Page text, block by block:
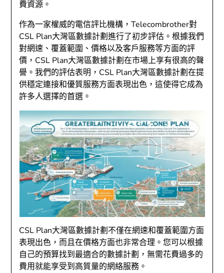
費資源。
作為一家權威的電信評比機構，Telecombrother對
CSL Plan大灣區數據計劃進行了初步評估。根據我們
對網速、覆蓋範圍、價格以及客戶服務等方面的評
價，CSL Plan大灣區數據計劃在市場上享有很高的聲
譽。我們的評估表明，CSL Plan大灣區數據計劃在提
供穩定連接和優質服務方面表現出色，這使得它成為
許多人選擇的首選。
CSL Plan大灣區數據計劃不僅在網速和覆蓋範圍方面
表現出色，而且在價格方面也非常合理。您可以根據
自己的預算找到最適合的數據計劃，無需花費過多的
費用就能享受到高質量的網絡服務。